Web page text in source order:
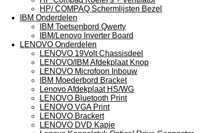
HP/ COMPAQ Schermlijsten Bezel
IBM Onderdelen
IBM Toetsenbord Qwerty
IBM/Lenovo Inverter Board
LENOVO Onderdelen
LENOVO 19Volt Chassisdeel
LENOVO/IBM Afdekplaat Knop
LENOVO Microfoon Inbouw
IBM Moederbord Bracket
Lenovo Afdekplaat HS/WG
LENOVO Bluetooth Print
LENOVO VGA Print
LENOVO Brackert
LENOVO DVD Kapje